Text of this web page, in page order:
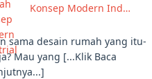
Konsep Modern Ind…
sama desain rumah yang itu-
Mau yang [...Klik Baca